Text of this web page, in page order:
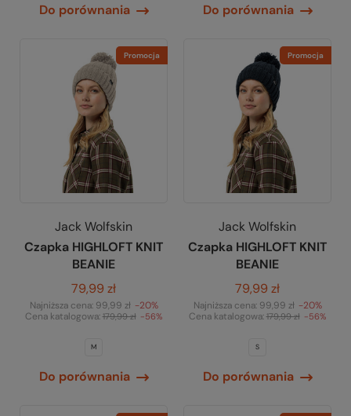
Do porównania Do porównania
Promocja
Jack Wolfskin
Czapka HIGHLOFT KNIT
BEANIE
79,99 zł
Najniższa cena: 99,99 zł -20%
Cena katalogowa:179,99 zł -56%
M
Do porównania
Promocja
Jack Wolfskin
Czapka HIGHLOFT KNIT
BEANIE
79,99 zł
Najniższa cena: 99,99 zł -20%
Cena katalogowa:179,99 zł -56%
S
Do porównania